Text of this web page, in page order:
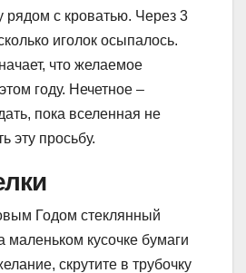
рядом с кроватью. Через 3
иголок осыпалось.
что желаемое
году. Нечетное –
пока вселенная не
эту просьбу.
Годом стеклянный
кусочке бумаги
скрутите в трубочку